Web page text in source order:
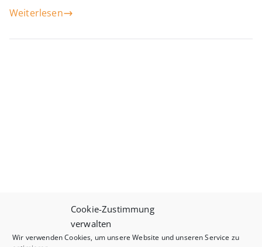
Cookie-Zustimmung
verwalten
Wir verwenden Cookies, um unsere Website und unseren Service zu
Weiterlesen